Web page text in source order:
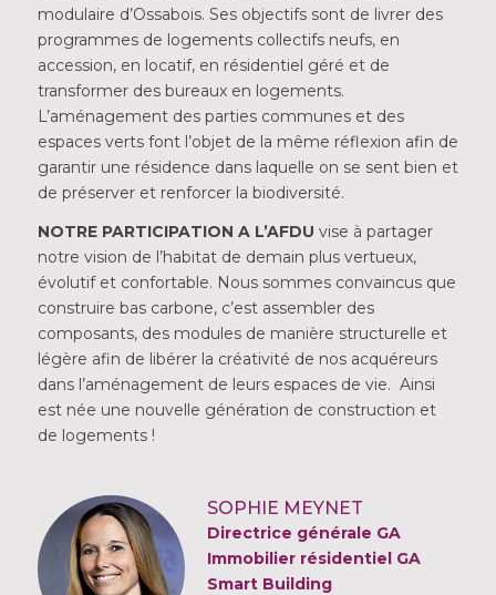
modulaire d’Ossabois. Ses objectifs sont de livrer des
programmes de logements collectifs neufs, en
accession, en locatif, en résidentiel géré et de
transformer des bureaux en logements.
L’aménagement des parties communes et des
espaces verts font l’objet de la même réflexion afin de
garantir une résidence dans laquelle on se sent bien et
de préserver et renforcer la biodiversité.
NOTRE PARTICIPATION A L’AFDU vise à partager
notre vision de l’habitat de demain plus vertueux,
évolutif et confortable. Nous sommes convaincus que
construire bas carbone, c’est assembler des
composants, des modules de manière structurelle et
légère afin de libérer la créativité de nos acquéreurs
dans l’aménagement de leurs espaces de vie. Ainsi
est née une nouvelle génération de construction et
de logements !
SOPHIE MEYNET
Directrice générale GA
Immobilier résidentiel GA
Smart Building